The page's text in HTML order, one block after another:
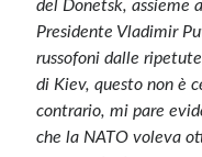
del Donetsk, assieme
Presidente Vladimir
russofoni dalle
di Kiev, questo non è
contrario, mi pare
che la NATO voleva